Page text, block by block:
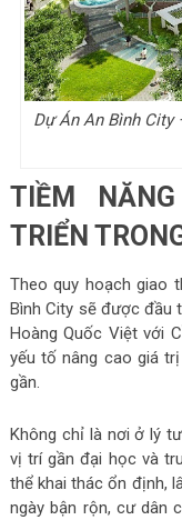
Dự Án An Bình
TIỀM
TRIỂN
Theo quy hoạch giao
Bình City sẽ được đầu
Hoàng Quốc Việt với
yếu tố nâng cao giá
gần.
Không chỉ là nơi ở lý
vị trí gần đại học và
thể khai thác ổn định,
ngày bận rộn, cư dân